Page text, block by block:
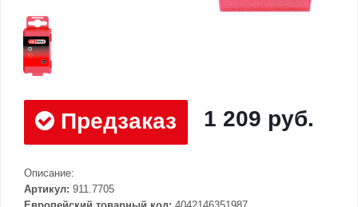
Предзаказ 1 209 руб.
Описание:
Артикул: 911.7705